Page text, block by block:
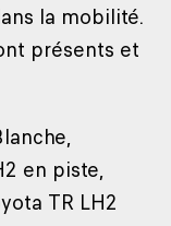
la mobilité.
présents et
en piste,
TR LH2